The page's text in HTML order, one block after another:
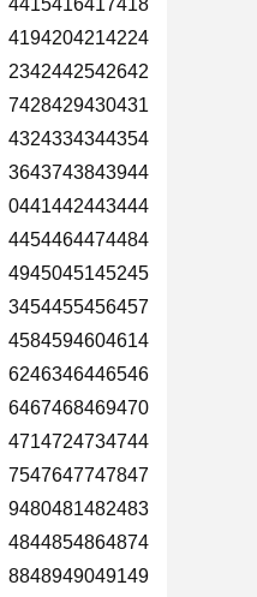
4194204214224
2342442542642
7428429430431
4324334344354
3643743843944
0441442443444
4454464474484
4945045145245
3454455456457
4584594604614
6246346446546
6467468469470
4714724734744
7547647747847
9480481482483
4844854864874
8848949049149